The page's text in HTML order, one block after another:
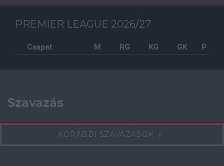
PREMIER LEAGUE 2026/27
Csapat M RG KG GK P
Szavazás
KORÁBBI SZAVAZÁSOK